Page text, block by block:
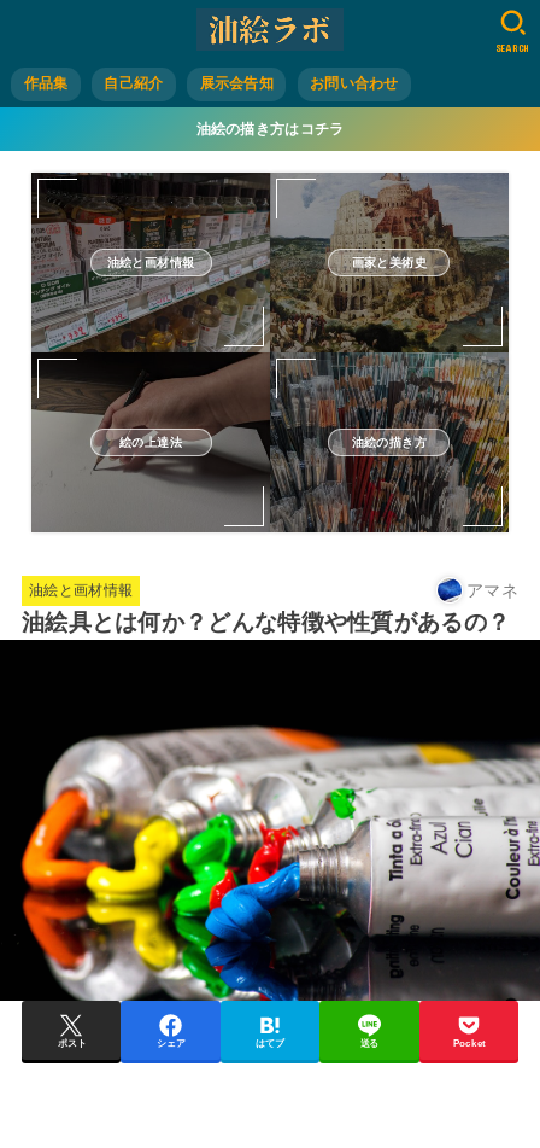
作品集 自己紹介 展示会告知 お問い合わせ
SEARCH
油絵の描き方はコチラ
油絵と画材情報 画家と美術史
絵の上達法 油絵の描き方
油絵と画材情報 アマネ
油絵具とは何か？どんな特徴や性質があるの？
ポスト シェア はてブ 送る Pocket